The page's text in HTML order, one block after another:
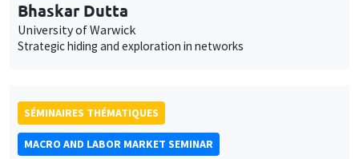
Bhaskar Dutta
University of Warwick
Strategic hiding and exploration in networks
SÉMINAIRES THÉMATIQUES
MACRO AND LABOR MARKET SEMINAR